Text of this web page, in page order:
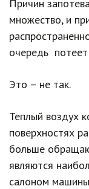
Причин
множество, и
очередь
Это – не так.
Теплый воздух
поверхностях
больше
являются
салоном